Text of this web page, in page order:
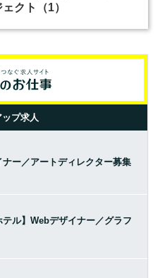
クト（1）
プ求人
ー／アートディレクター募集
テル】Webデザイナー／グラフ